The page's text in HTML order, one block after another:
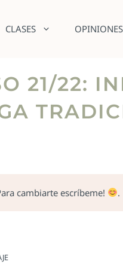
CLASES OPINIONES
21/22:
cambiarte escríbeme! .